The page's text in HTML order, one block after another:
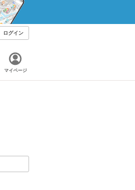
ログイン
マイページ